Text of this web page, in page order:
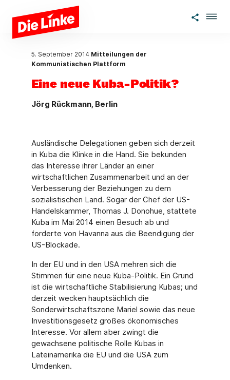
Zum Hauptinhalt springen
5. September 2014 Mitteilungen der
Kommunistischen Plattform
Eine neue Kuba-Politik?
Jörg Rückmann, Berlin
Ausländische Delegationen geben sich derzeit
in Kuba die Klinke in die Hand. Sie bekunden
das Interesse ihrer Länder an einer
wirtschaftlichen Zusammenarbeit und an der
Verbesserung der Beziehungen zu dem
sozialistischen Land. Sogar der Chef der US-
Handelskammer, Thomas J. Donohue, stattete
Kuba im Mai 2014 einen Besuch ab und
forderte von Havanna aus die Beendigung der
US-Blockade.
In der EU und in den USA mehren sich die
Stimmen für eine neue Kuba-Politik. Ein Grund
ist die wirtschaftliche Stabilisierung Kubas; und
derzeit wecken hauptsächlich die
Sonderwirtschaftszone Mariel sowie das neue
Investitionsgesetz großes ökonomisches
Interesse. Vor allem aber zwingt die
gewachsene politische Rolle Kubas in
Lateinamerika die EU und die USA zum
Umdenken.